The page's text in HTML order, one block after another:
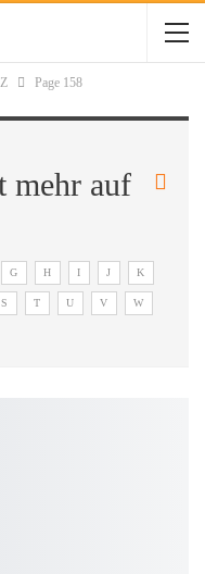
Page 158
mehr auf
G H I J K
S T U V W